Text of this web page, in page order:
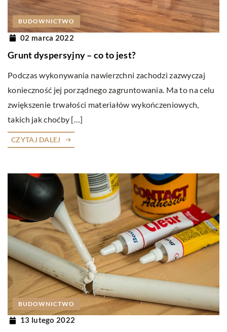
BUDOWNICTWO
02 marca 2022
Grunt dyspersyjny – co to jest?
Podczas wykonywania nawierzchni zachodzi zazwyczaj
konieczność jej porządnego zagruntowania. Ma to na celu
zwiększenie trwałości materiałów wykończeniowych,
takich jak choćby […]
CZYTAJ DALEJ
BUDOWNICTWO
13 lutego 2022